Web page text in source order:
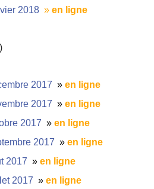
2018 » en ligne
)
2017 » en ligne
2017 » en ligne
2017 » en ligne
2017 » en ligne
2017 » en ligne
2017 » en ligne